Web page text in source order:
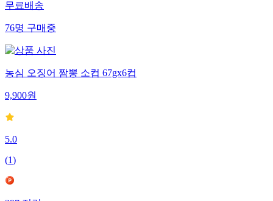
무료배송
76명구매중
농심 오징어 짬뽕 소컵 67gx6컵
9,900원
5.0
(1)